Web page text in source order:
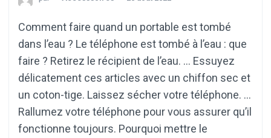
Comment faire quand un portable est tombé
dans l’eau ? Le téléphone est tombé à l’eau : que
faire ? Retirez le récipient de l’eau. … Essuyez
délicatement ces articles avec un chiffon sec et
un coton-tige. Laissez sécher votre téléphone. …
Rallumez votre téléphone pour vous assurer qu’il
fonctionne toujours. Pourquoi mettre le